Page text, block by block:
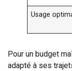
Usage
Pour un budget
adapté à ses